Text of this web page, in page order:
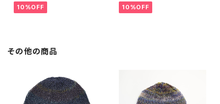
10%OFF 10%OFF
その他の商品